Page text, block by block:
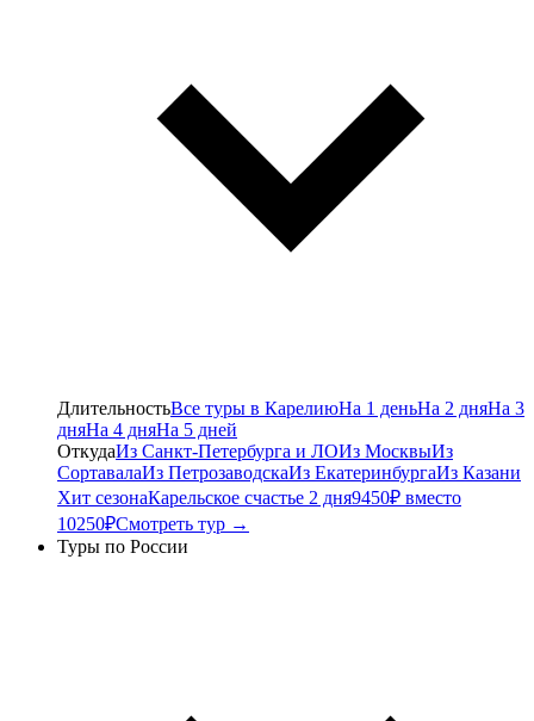
ДлительностьВсе туры в КарелиюНа 1 деньНа 2 дняНа 3
дняНа 4 дняНа 5 дней
ОткудаИз Санкт-Петербурга и ЛОИз МосквыИз
СортавалаИз ПетрозаводскаИз ЕкатеринбургаИз Казани
Хит сезонаКарельское счастье 2 дня9450₽ вместо
10250₽Смотреть тур →
Туры по России